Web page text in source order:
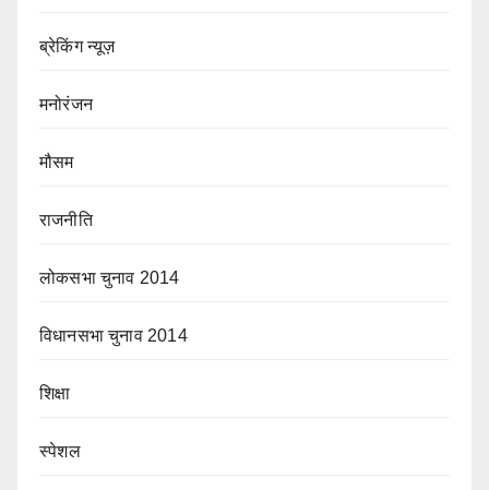
ब्रेकिंग न्यूज़
मनोरंजन
मौसम
राजनीति
लोकसभा चुनाव 2014
विधानसभा चुनाव 2014
शिक्षा
स्पेशल